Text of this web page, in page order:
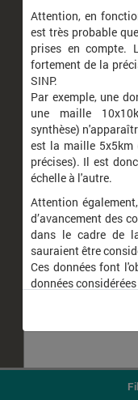
Nom latin
Zanclognatha
Attention, en
est très probable
prises en compte.
fortement de la
SINP.
Par exemple, une
une maille
synthèse)
est la maille 5x5km
précises). Il est
échelle à l'autre.
Attention
d’avancement des
dans le cadre de
sauraient être
Ces données font
données
ainsi que celles